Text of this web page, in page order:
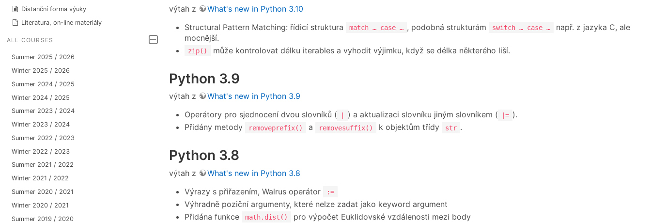
Distanční forma výuky
Literatura, on-line materiály
ALL COURSES
Summer 2025 / 2026
Winter 2025 / 2026
Summer 2024 / 2025
Winter 2024 / 2025
Summer 2023 / 2024
Winter 2023 / 2024
Summer 2022 / 2023
Winter 2022 / 2023
Summer 2021 / 2022
Winter 2021 / 2022
Summer 2020 / 2021
Winter 2020 / 2021
Summer 2019 / 2020
výtah z
What's new in Python 3.10
Structural Pattern Matching: řídicí struktura
match … case … , podobná strukturám switch … case …
např. z jazyka C, ale
mocnější.
zip() může kontrolovat délku iterables a vyhodit výjimku, když se délka některého liší.
Python 3.9
výtah z
What's new in Python 3.9
Operátory pro sjednocení dvou slovníků (
| ) a aktualizaci slovníku jiným slovníkem ( |= ).
Přidány metody
removeprefix() a removesuffix() k objektům třídy str .
Python 3.8
výtah z
What's new in Python 3.8
Výrazy s přiřazením, Walrus operátor
:=
Výhradně poziční argumenty, které nelze zadat jako keyword argument
Přidána funkce
math.dist()
pro výpočet Euklidovské vzdálenosti mezi body